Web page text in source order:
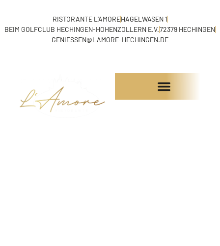
RISTORANTE L‘AMOREHAGELWASEN 1
BEIM GOLFCLUB HECHINGEN-HOHENZOLLERN E.V.72379 HECHINGEN
GENIESSEN@LAMORE-HECHINGEN.DE